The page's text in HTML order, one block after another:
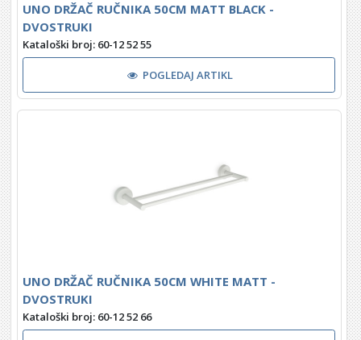
UNO DRŽAČ RUČNIKA 50CM MATT BLACK -
DVOSTRUKI
Kataloški broj: 60-12 52 55
POGLEDAJ ARTIKL
UNO DRŽAČ RUČNIKA 50CM WHITE MATT -
DVOSTRUKI
Kataloški broj: 60-12 52 66